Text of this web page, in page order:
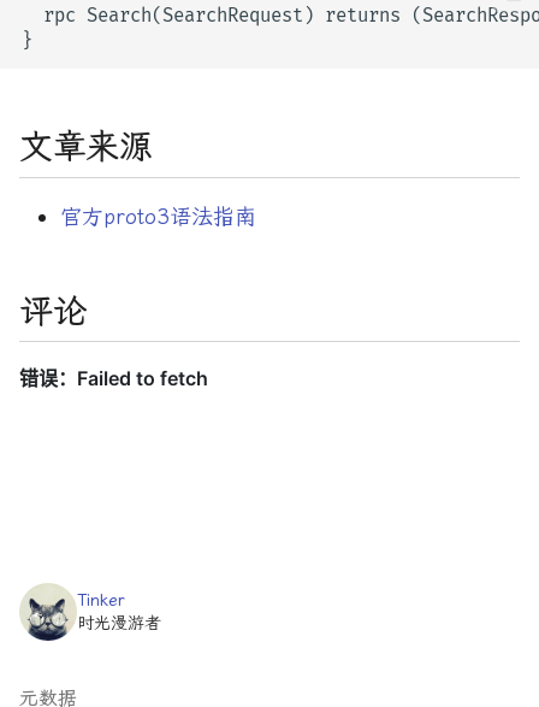
Tinker
时光漫游者
元数据
文章来源
官方proto3语法指南
评论